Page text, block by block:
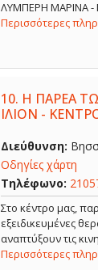
ΛΥΜΠΕΡΗ ΜΑΡΙΝΑ -
Περισσότερες
10. Η ΠΑΡΕΑ
ΙΛΙΟΝ -
Διεύθυνση:
Οδηγίες χάρτη
Τηλέφωνο:
Στο κέντρο μας,
εξειδικευμένες
αναπτύξουν τις
Περισσότερες